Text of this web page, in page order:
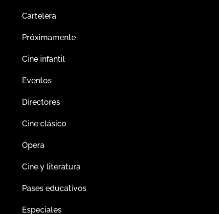
Cartelera
Próximamente
Cine infantil
Eventos
Directores
Cine clásico
Ópera
Cine y literatura
Pases educativos
Especiales